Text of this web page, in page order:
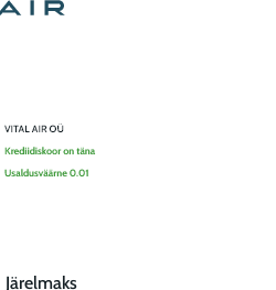
Järelmaks